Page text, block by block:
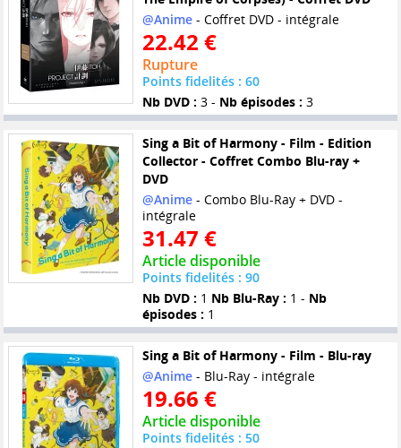
@Anime- Coffret DVD - intégrale
22.42 €
Rupture
Points fidelités : 60
Nb DVD : 3 - Nb épisodes : 3
Sing a Bit of Harmony - Film - Edition
Collector - Coffret Combo Blu-ray +
DVD
@Anime- Combo Blu-Ray + DVD -
intégrale
31.47 €
Article disponible
Points fidelités : 90
Nb DVD : 1 Nb Blu-Ray : 1 - Nb
épisodes : 1
Sing a Bit of Harmony - Film - Blu-ray
@Anime- Blu-Ray - intégrale
19.66 €
Article disponible
Points fidelités : 50